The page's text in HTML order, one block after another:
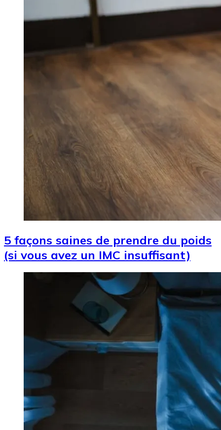
5 façons saines de prendre du poids
(si vous avez un IMC insuffisant)